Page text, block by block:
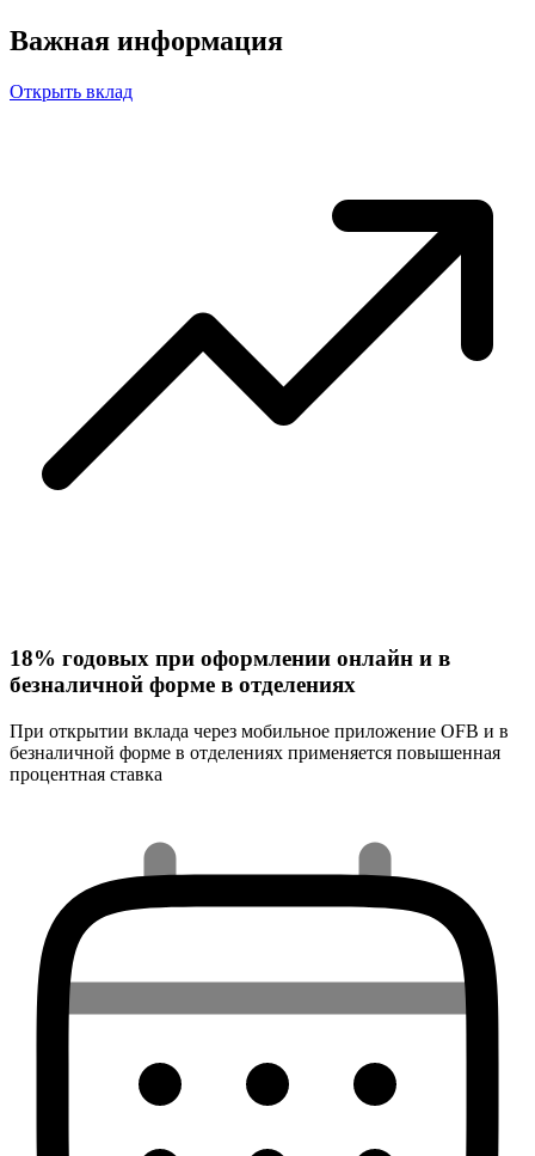
Важная информация
Открыть вклад
18% годовых при оформлении онлайн и в
безналичной форме в отделениях
При открытии вклада через мобильное приложение OFB и в
безналичной форме в отделениях применяется повышенная
процентная ставка